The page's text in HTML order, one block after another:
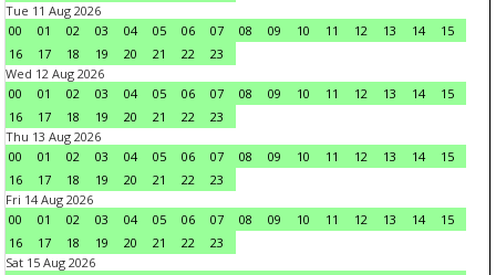
Tue 11 Aug 2026
00
01 02 03 04 05 06 07 08 09 10 11 12 13 14
15
16
17 18 19 20 21 22
23
Wed 12 Aug 2026
00
01 02 03 04 05 06 07 08 09 10 11 12 13 14
15
16
17 18 19 20 21 22
23
Thu 13 Aug 2026
00
01 02 03 04 05 06 07 08 09 10 11 12 13 14
15
16
17 18 19 20 21 22
23
Fri 14 Aug 2026
00
01 02 03 04 05 06 07 08 09 10 11 12 13 14
15
16
17 18 19 20 21 22
23
Sat 15 Aug 2026